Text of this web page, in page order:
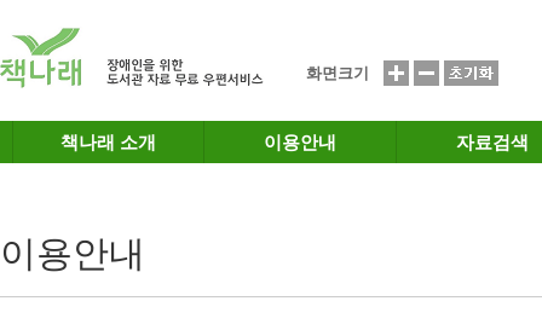
화면크기
책나래 소개 이용안내 자료검색
이용안내